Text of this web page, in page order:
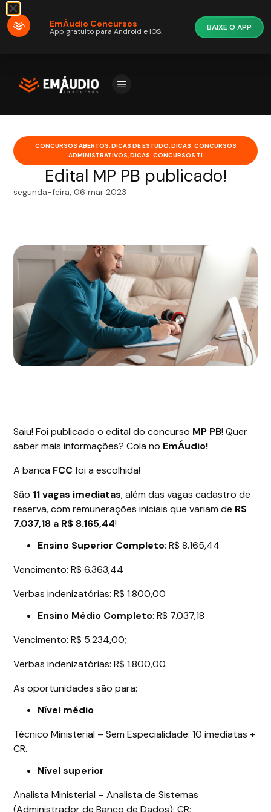
CONCURSOS ABERTOS,DICAS DE ESTUDO,DICAS: CONCURSOS
ADMINISTRATIVOS,DICAS: CONCURSOS TI
Edital MP PB publicado!
segunda-feira, 06 mar 2023
Saiu! Foi publicado o edital do concurso MP PB! Quer
saber mais informações? Cola no EmÁudio!
A banca FCCfoi a escolhida!
São 11 vagas imediatas, além das vagas cadastro de
reserva, com remunerações iniciais que variam de R$
7.037,18 a R$ 8.165,44!
Ensino Superior Completo: R$ 8.165,44
Vencimento: R$ 6.363,44
Verbas indenizatórias: R$ 1.800,00
Ensino Médio Completo: R$ 7.037,18
Vencimento: R$ 5.234,00;
Verbas indenizatórias: R$ 1.800,00.
As oportunidades são para:
Nível médio
Técnico Ministerial – Sem Especialidade: 10 imediatas +
CR.
Nível superior
Analista Ministerial – Analista de Sistemas
(Administrador de Banco de Dados): CR;
EmÁudio Concursos
App gratuito para Android e IOS. BAIXE O APP